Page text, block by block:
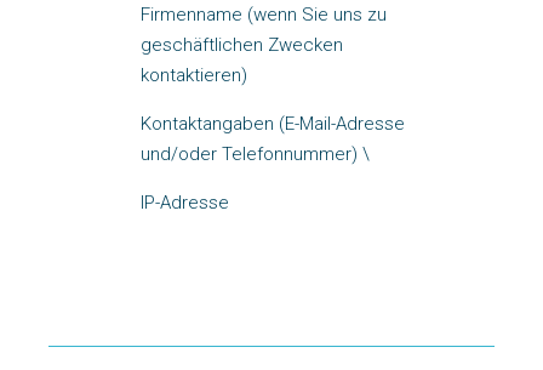
Firmenname (wenn Sie uns zu
geschäftlichen Zwecken
kontaktieren)
Kontaktangaben (E-Mail-Adresse
und/oder Telefonnummer) \
IP-Adresse